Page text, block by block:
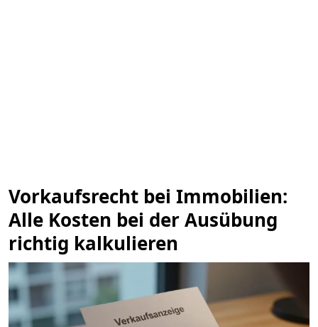
Vorkaufsrecht bei Immobilien:
Alle Kosten bei der Ausübung
richtig kalkulieren